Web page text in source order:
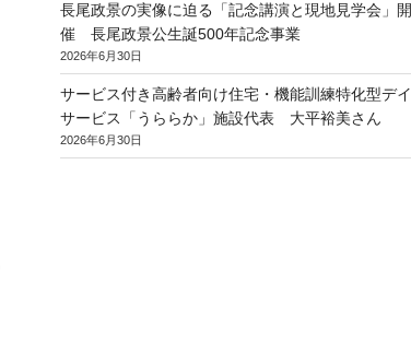
長尾政景の実像に迫る「記念講演と現地見学会」開
催 長尾政景公生誕500年記念事業
2026年6月30日
サービス付き高齢者向け住宅・機能訓練特化型デイ
サービス「うららか」施設代表 大平裕美さん
2026年6月30日